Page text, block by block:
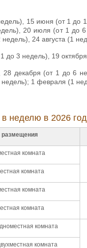
15 июня (от 1 до
20 июля (от 1 до
24 августа (1
до 3 недель), 19
28 декабря (от 1 до 6
1 февраля (1
неделю в 2026
размещения
комната
комната
комната
комната
комната
комната